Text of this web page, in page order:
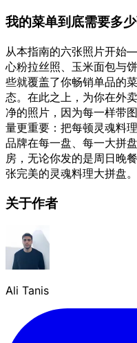
我的菜单到底需要多
从本指南的六张照片开始
心粉拉丝照、玉米面包与
些就覆盖了你畅销单品的
态。在此之上，为你在外
净的照片，因为每一样带
量更重要：把每顿灵魂料
品牌在每一盘、每一大拼
房，无论你发的是周日晚
张完美的灵魂料理大拼盘。
关于作者
Ali Tanis